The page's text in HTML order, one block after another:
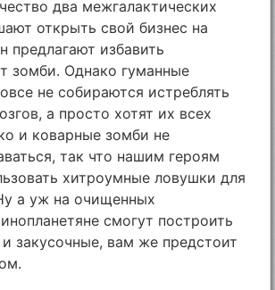
два межгалактических
открыть свой бизнес на
предлагают избавить
зомби. Однако гуманные
не собираются истреблять
а просто хотят их всех
и коварные зомби не
так что нашим героям
хитроумные ловушки для
а уж на очищенных
смогут построить
закусочные, вам же предстоит